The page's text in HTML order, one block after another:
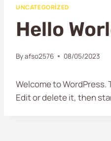
UNCATEGORIZED
Hello
Byafso2576 08/05/2023
Welcome to WordPress.
Edit or delete it, then